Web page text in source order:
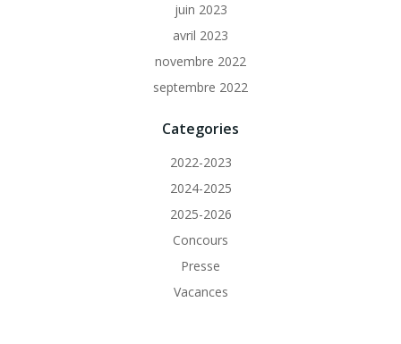
juin 2023
avril 2023
novembre 2022
septembre 2022
Categories
2022-2023
2024-2025
2025-2026
Concours
Presse
Vacances